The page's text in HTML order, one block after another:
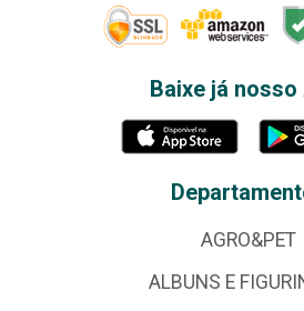
Baixe já nosso
AGRO&PET
ALBUNS E